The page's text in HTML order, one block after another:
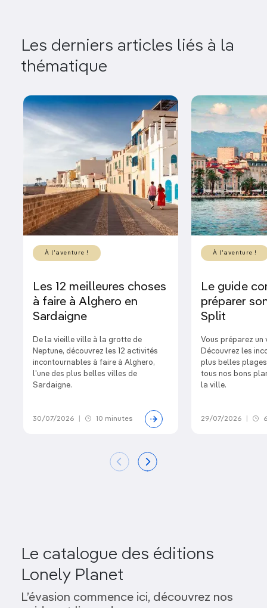
Les derniers articles liés à la
thématique
À l'aventure !
Les 12 meilleures choses
à faire à Alghero en
Sardaigne
De la vieille ville à la grotte de
Neptune, découvrez les 12 activités
incontournables à faire à Alghero,
l'une des plus belles villes de
Sardaigne.
30/07/2026 10 minutes
À l'aventure !
Le guide
préparer
Split
Vous préparez un
Découvrez les
plus belles
tous nos bons
la ville.
29/07/2026
Le catalogue des éditions
Lonely Planet
L’évasion commence ici, découvrez nos